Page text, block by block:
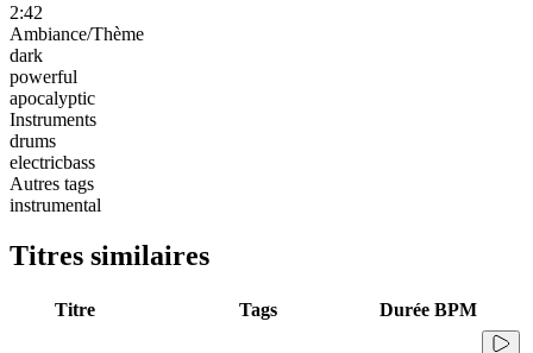
2:42
Ambiance/Thème
dark
powerful
apocalyptic
Instruments
drums
electricbass
Autres tags
instrumental
Titres similaires
Titre Tags Durée BPM